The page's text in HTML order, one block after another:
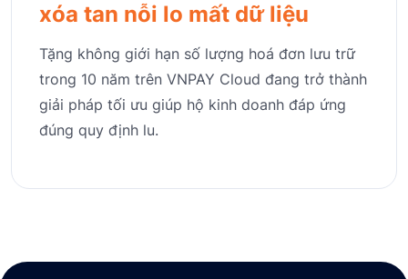
xóa tan nỗi lo mất dữ liệu
Tặng không giới hạn số lượng hoá đơn lưu trữ
trong 10 năm trên VNPAY Cloud đang trở thành
giải pháp tối ưu giúp hộ kinh doanh đáp ứng
đúng quy định lu.